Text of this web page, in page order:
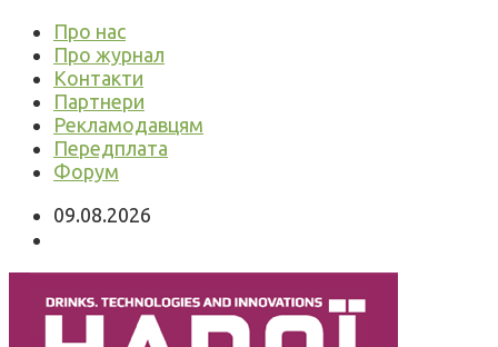
Про нас
Про журнал
Контакти
Партнери
Рекламодавцям
Передплата
Форум
09.08.2026